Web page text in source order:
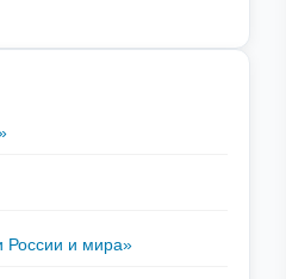
России и мира»